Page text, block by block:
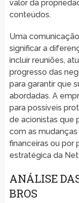
valor da
conteúdos.
Uma
significar a
incluir reuniões,
progresso das
para garantir que
abordadas. A
para possíveis
de acionistas que
com as
financeiras ou por
estratégica da
ANÁLISE
BROS